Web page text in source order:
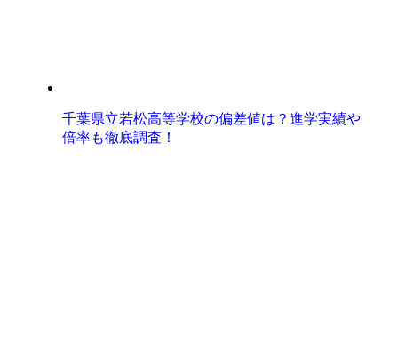
千葉県立若松高等学校の偏差値は？進学実績や
倍率も徹底調査！